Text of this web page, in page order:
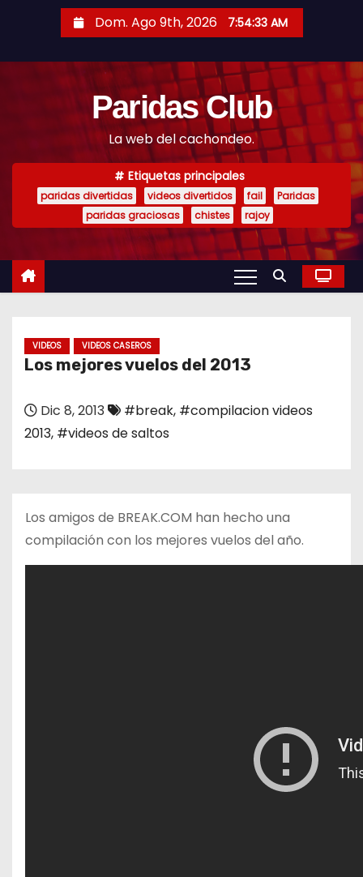
t
Dom. Ago 9th, 2026 7:54:34 AM
Paridas Club
La web del cachondeo.
Etiquetas principales
paridas divertidas videos divertidos fail
Paridas
paridas graciosas
chistes rajoy
VIDEOS VIDEOS CASEROS
Los mejores vuelos del 2013
Dic 8, 2013 #break, #compilacion videos
2013, #videos de saltos
Los amigos de BREAK.COM han hecho una
compilación con los mejores vuelos del año.